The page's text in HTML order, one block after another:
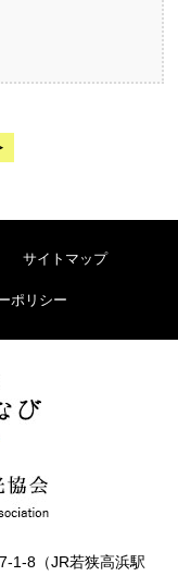
サイトマップ
ポリシー
1-8（JR若狭高浜駅